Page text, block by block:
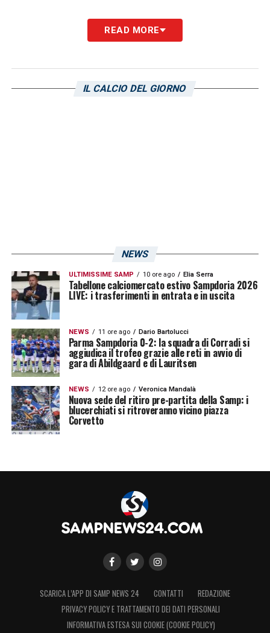
Nonostante le difficoltà legate alle assenze,
la motivazione della squadra potrà fare la
blucerchiati, che dovranno lottare fino
READ MORE
IL CALCIO DEL GIORNO
NEWS
ULTIMISSIME SAMP 10 ore ago Elia Serra
Tabellone calciomercato estivo Sampdoria 2026
LIVE: i trasferimenti in entrata e in uscita
NEWS 11 ore ago Dario Bartolucci
Parma Sampdoria 0-2: la squadra di Corradi si
aggiudica il trofeo grazie alle reti in avvio di
gara di Abildgaard e di Lauritsen
NEWS 12 ore ago Veronica Mandalà
Nuova sede del ritiro pre-partita della Samp: i
blucerchiati si ritroveranno vicino piazza
Corvetto
SCARICA L’APP DI SAMP NEWS 24 CONTATTI
REDAZIONE
PRIVACY POLICY E TRATTAMENTO DEI DATI PERSONALI
INFORMATIVA ESTESA SUI COOKIE (COOKIE POLICY)